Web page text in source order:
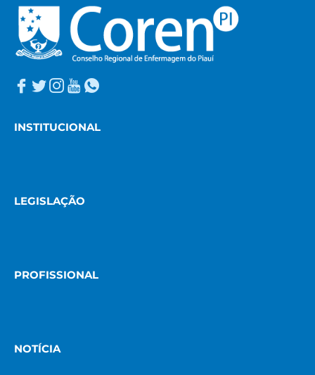
INSTITUCIONAL
LEGISLAÇÃO
PROFISSIONAL
NOTÍCIA